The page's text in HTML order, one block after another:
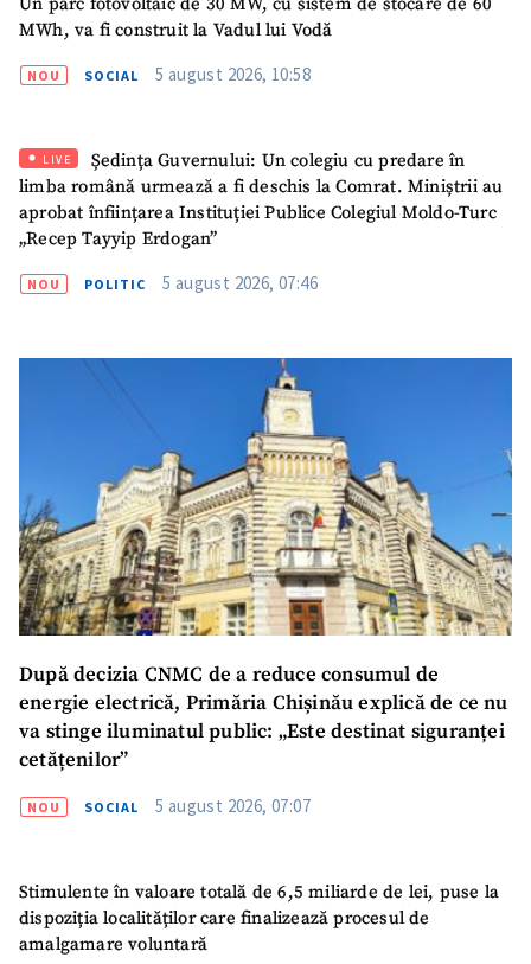
Un parc fotovoltaic de 30 MW, cu sistem de stocare de 60
MWh, va fi construit la Vadul lui Vodă
NOU SOCIAL 5 august 2026, 10:58
LIVE
Ședința Guvernului: Un colegiu cu predare în
limba română urmează a fi deschis la Comrat. Miniștrii au
aprobat înființarea Instituției Publice Colegiul Moldo-Turc
„Recep Tayyip Erdogan”
NOU POLITIC 5 august 2026, 07:46
După decizia CNMC de a reduce consumul de
energie electrică, Primăria Chișinău explică de ce nu
va stinge iluminatul public: „Este destinat siguranței
cetățenilor”
NOU SOCIAL 5 august 2026, 07:07
Stimulente în valoare totală de 6,5 miliarde de lei, puse la
dispoziția localităților care finalizează procesul de
amalgamare voluntară
ȘTIREA MEA
Fotografie
+ Încarcă imagine
Link media+ Link media
Sursă anonimă
Nume+ Numele meu
Email+ Emailul meu
Telefon
+ Telefon personal
Am citit și sunt de